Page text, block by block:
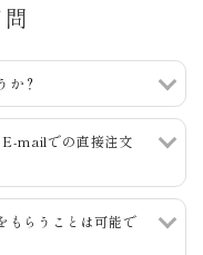
か？
mailでの直接注文
もらうことは可能で